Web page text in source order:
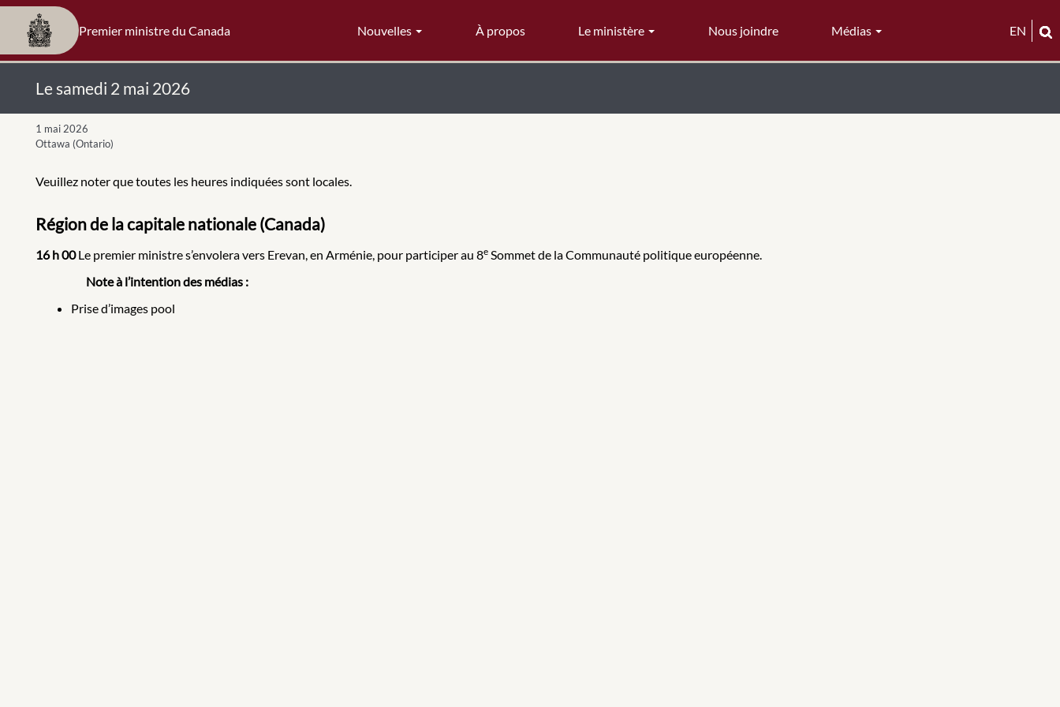
Premier ministre du Canada Nouvelles À propos Le ministère Nous joindre Médias EN
Le samedi 2 mai 2026
1 mai 2026
Ottawa (Ontario)
Veuillez noter que toutes les heures indiquées sont locales.
Région de la capitale nationale (Canada)
16 h 00Le premier ministre s’envolera vers Erevan, en Arménie, pour participer au 8e Sommet de la Communauté politique européenne.
Note à l’intention des médias :
Prise d’images pool